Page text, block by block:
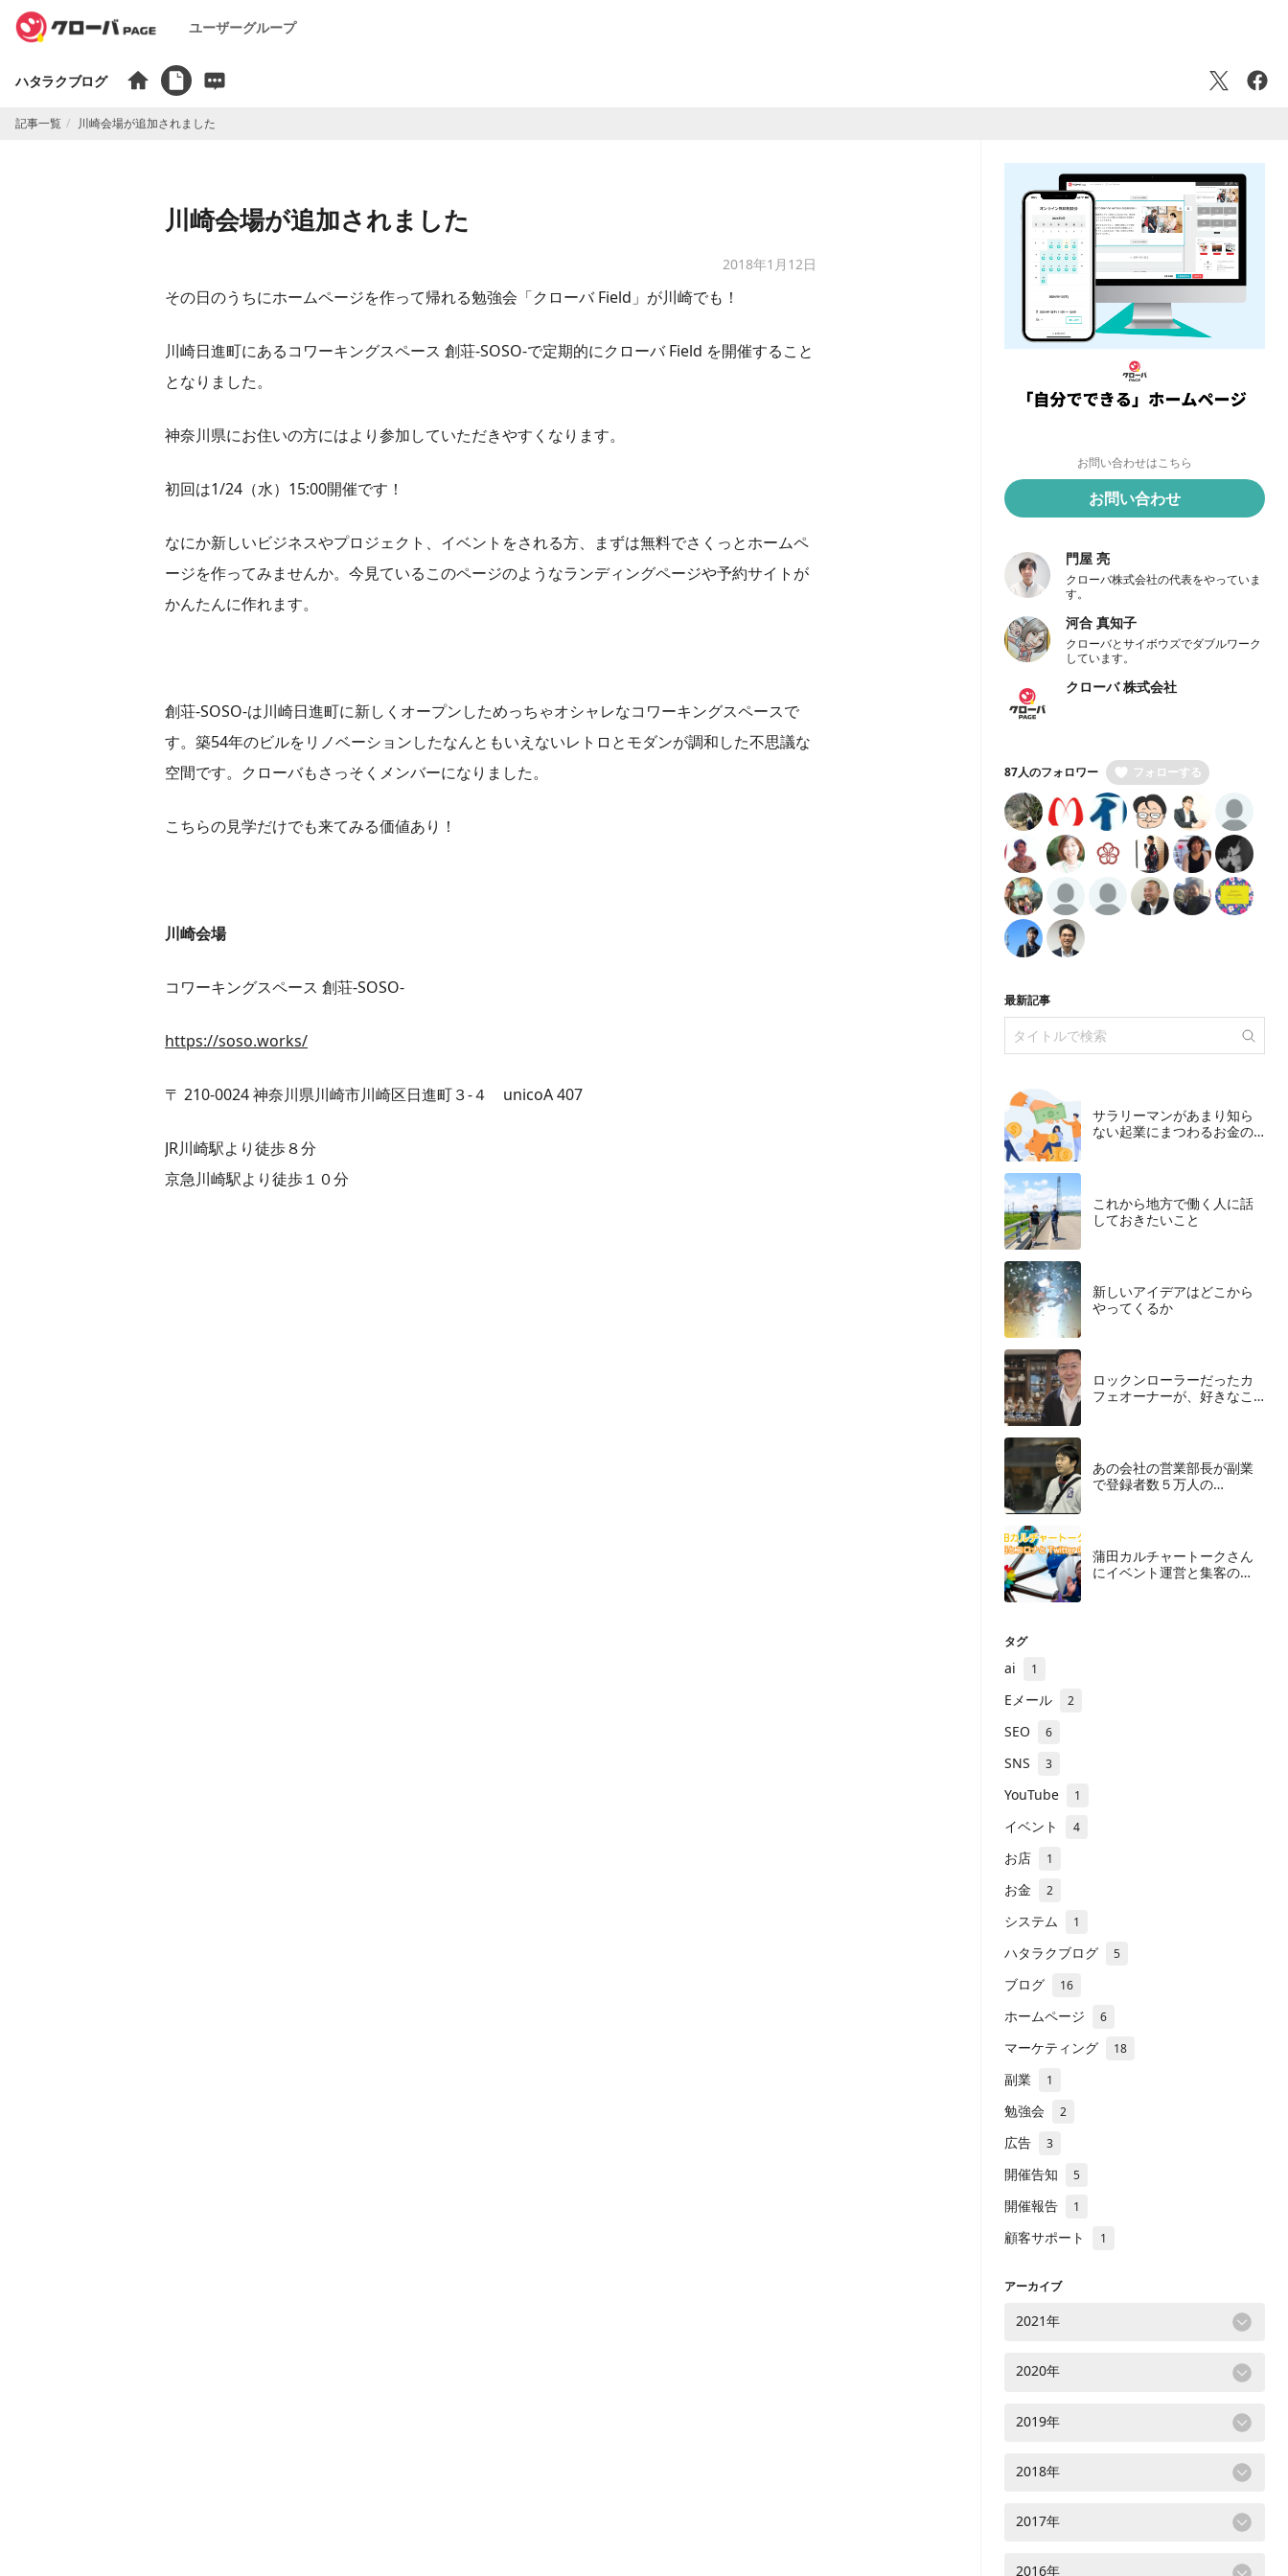
ユーザーグループ
ハタラクブログ
記事一覧 川崎会場が追加されました
川崎会場が追加されました
2018年1月12日
その日のうちにホームページを作って帰れる勉強会「クローバ Field」が川崎でも！
川崎日進町にあるコワーキングスペース 創荘-SOSO-で定期的にクローバ Field を開催すること
となりました。
神奈川県にお住いの方にはより参加していただきやすくなります。
初回は1/24（水）15:00開催です！
なにか新しいビジネスやプロジェクト、イベントをされる方、まずは無料でさくっとホームペ
ージを作ってみませんか。今見ているこのページのようなランディングページや予約サイトが
かんたんに作れます。
創荘-SOSO-は川崎日進町に新しくオープンしためっちゃオシャレなコワーキングスペースで
す。築54年のビルをリノベーションしたなんともいえないレトロとモダンが調和した不思議な
空間です。クローバもさっそくメンバーになりました。
こちらの見学だけでも来てみる価値あり！
川崎会場
コワーキングスペース 創荘-SOSO-
https://soso.works/
〒 210-0024 神奈川県川崎市川崎区日進町３-４ unicoA 407
JR川崎駅より徒歩８分
京急川崎駅より徒歩１０分
お問い合わせはこちら
お問い合わせ
門屋 亮
クローバ株式会社の代表をやっていま
す。
河合 真知子
クローバとサイボウズでダブルワーク
しています。
クローバ 株式会社
87人のフォロワー フォローする
最新記事
サラリーマンがあまり知ら
ない起業にまつわるお金の
これから地方で働く人に話
しておきたいこと
​新しいアイデアはどこから
やってくるか
ロックンローラーだったカ
フェオーナーが、好きなこ
あの会社の営業部長が副業
で登録者数５万人の
蒲田カルチャートークさん
にイベント運営と集客の
タグ
ai 1
Eメール 2
SEO 6
SNS 3
YouTube 1
イベント 4
お店 1
お金 2
システム 1
ハタラクブログ 5
ブログ 16
ホームページ 6
マーケティング 18
副業 1
勉強会 2
広告 3
開催告知 5
開催報告 1
顧客サポート 1
アーカイブ
2021年
2020年
2019年
2018年
2017年
2016年